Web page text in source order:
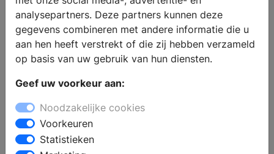
analysepartners. Deze partners kunnen deze
gegevens combineren met andere informatie die u
aan hen heeft verstrekt of die zij hebben verzameld
op basis van uw gebruik van hun diensten.
Geef uw voorkeur aan:
Noodzakelijke cookies
Voorkeuren
Statistieken